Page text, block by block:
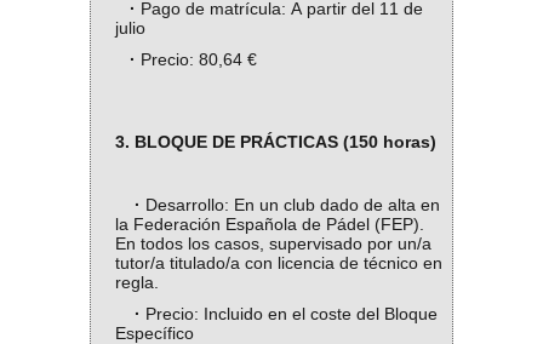
· Pago de matrícula: A partir del 11 de
julio
· Precio: 80,64 €
3. BLOQUE DE PRÁCTICAS (150 horas)
· Desarrollo: En un club dado de alta en
la Federación Española de Pádel (FEP).
En todos los casos, supervisado por un/a
tutor/a titulado/a con licencia de técnico en
regla.
· Precio: Incluido en el coste del Bloque
Específico